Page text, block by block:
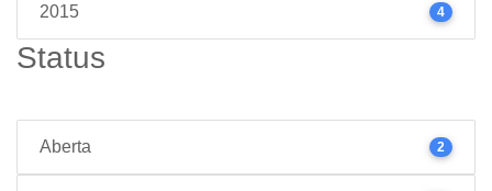
2015 4
Status
Aberta 2